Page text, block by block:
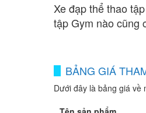
Xe đạp thể thao
tập Gym nào cũng
BẢNG GIÁ
Dưới đây là bảng giá